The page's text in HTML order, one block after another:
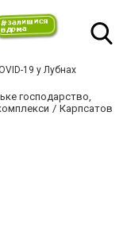
19 у Лубнах
господарство,
Карпсатов